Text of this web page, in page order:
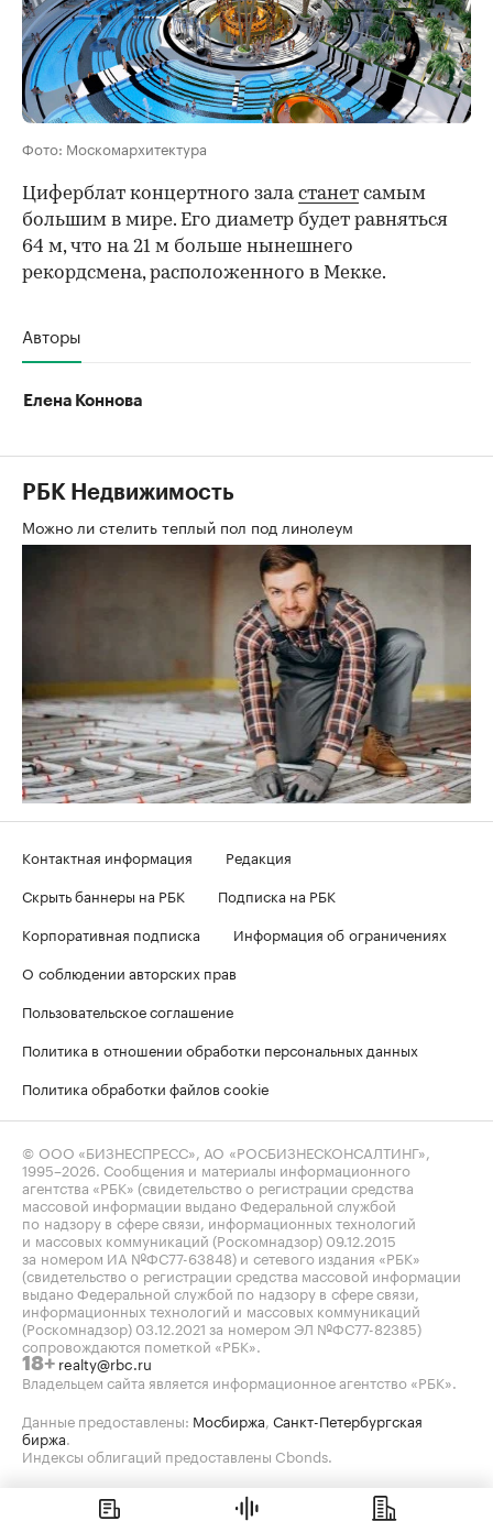
Фото: Москомархитектура
Циферблат концертного заластанет самым
большим в мире. Его диаметр будет равняться
64 м, что на 21 м больше нынешнего
рекордсмена, расположенного в Мекке.
Авторы
Елена Коннова
РБК Недвижимость
Можно ли стелить теплый пол под линолеум
Контактная информация
Редакция
Скрыть баннеры на РБК
Подписка на РБК
Корпоративная подписка
Информация об ограничениях
О соблюдении авторских прав
Пользовательское соглашение
Политика в отношении обработки персональных данных
Политика обработки файлов cookie
© ООО «БИЗНЕСПРЕСС», АО «РОСБИЗНЕСКОНСАЛТИНГ»,
1995–2026. Сообщения и материалы информационного
агентства «РБК» (свидетельство о регистрации средства
массовой информации выдано Федеральной службой
по надзору в сфере связи, информационных технологий
и массовых коммуникаций (Роскомнадзор) 09.12.2015
за номером ИА №ФС77-63848) и сетевого издания «РБК»
(свидетельство о регистрации средства массовой информации
выдано Федеральной службой по надзору в сфере связи,
информационных технологий и массовых коммуникаций
(Роскомнадзор) 03.12.2021 за номером ЭЛ №ФС77-82385)
сопровождаются пометкой «РБК».
18+ realty@rbc.ru
Владельцем сайта является информационное агентство «РБК».
Данные предоставлены: Мосбиржа, Санкт-Петербургская
биржа.
Индексы облигаций предоставлены Cbonds.